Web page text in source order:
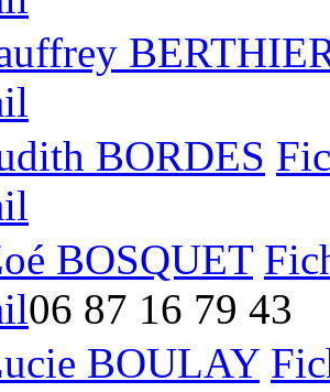
BORDES
BOSQUET
06 87 16 79 43
BOULAY